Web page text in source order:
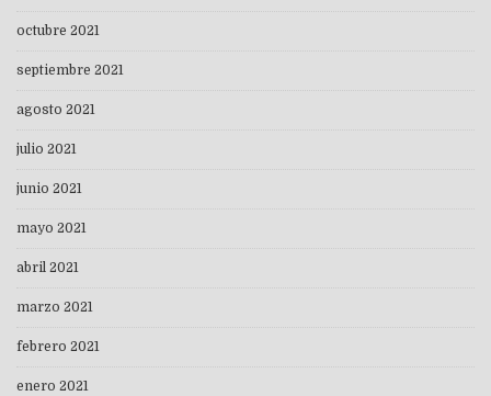
octubre 2021
septiembre 2021
agosto 2021
julio 2021
junio 2021
mayo 2021
abril 2021
marzo 2021
febrero 2021
enero 2021